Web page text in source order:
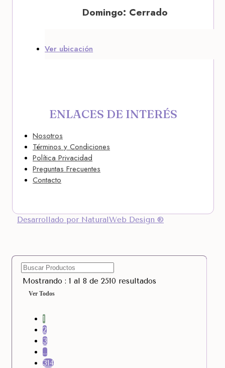
Domingo: Cerrado
Ver ubicación
ENLACES DE INTERÉS
Nosotros
Términos y Condiciones
Política Privacidad
Preguntas Frecuentes
Contacto
Desarrollado por NaturalWeb Design ®
Mostrando : 1 al 8 de 2510 resultados
Ver Todos
1
2
3
…
314